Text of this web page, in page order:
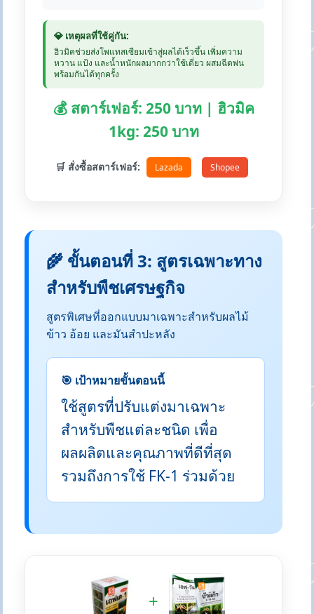
💎 เหตุผลที่ใช้คู่กัน:
ฮิวมิคช่วยส่งโพแทสเซียมเข้าสู่ผลได้เร็วขึ้น เพิ่มความ
หวาน แป้ง และน้ำหนักผลมากกว่าใช้เดี่ยว ผสมฉีดพ่น
พร้อมกันได้ทุกครั้ง
💰 สตาร์เฟอร์: 250 บาท | ฮิวมิค
1kg: 250 บาท
🛒 สั่งซื้อสตาร์เฟอร์: Lazada Shopee
🌾 ขั้นตอนที่ 3: สูตรเฉพาะทาง
สำหรับพืชเศรษฐกิจ
สูตรพิเศษที่ออกแบบมาเฉพาะสำหรับผลไม้
ข้าว อ้อย และมันสำปะหลัง
🎯 เป้าหมายขั้นตอนนี้
ใช้สูตรที่ปรับแต่งมาเฉพาะ
สำหรับพืชแต่ละชนิด เพื่อ
ผลผลิตและคุณภาพที่ดีที่สุด
รวมถึงการใช้ FK-1 ร่วมด้วย
+